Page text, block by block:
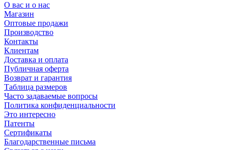
О вас и о нас
Магазин
Оптовые продажи
Производство
Контакты
Клиентам
Доставка и оплата
Публичная оферта
Возврат и гарантия
Таблица размеров
Часто задаваемые вопросы
Политика конфиденциальности
Это интересно
Патенты
Сертификаты
Благодарственные письма